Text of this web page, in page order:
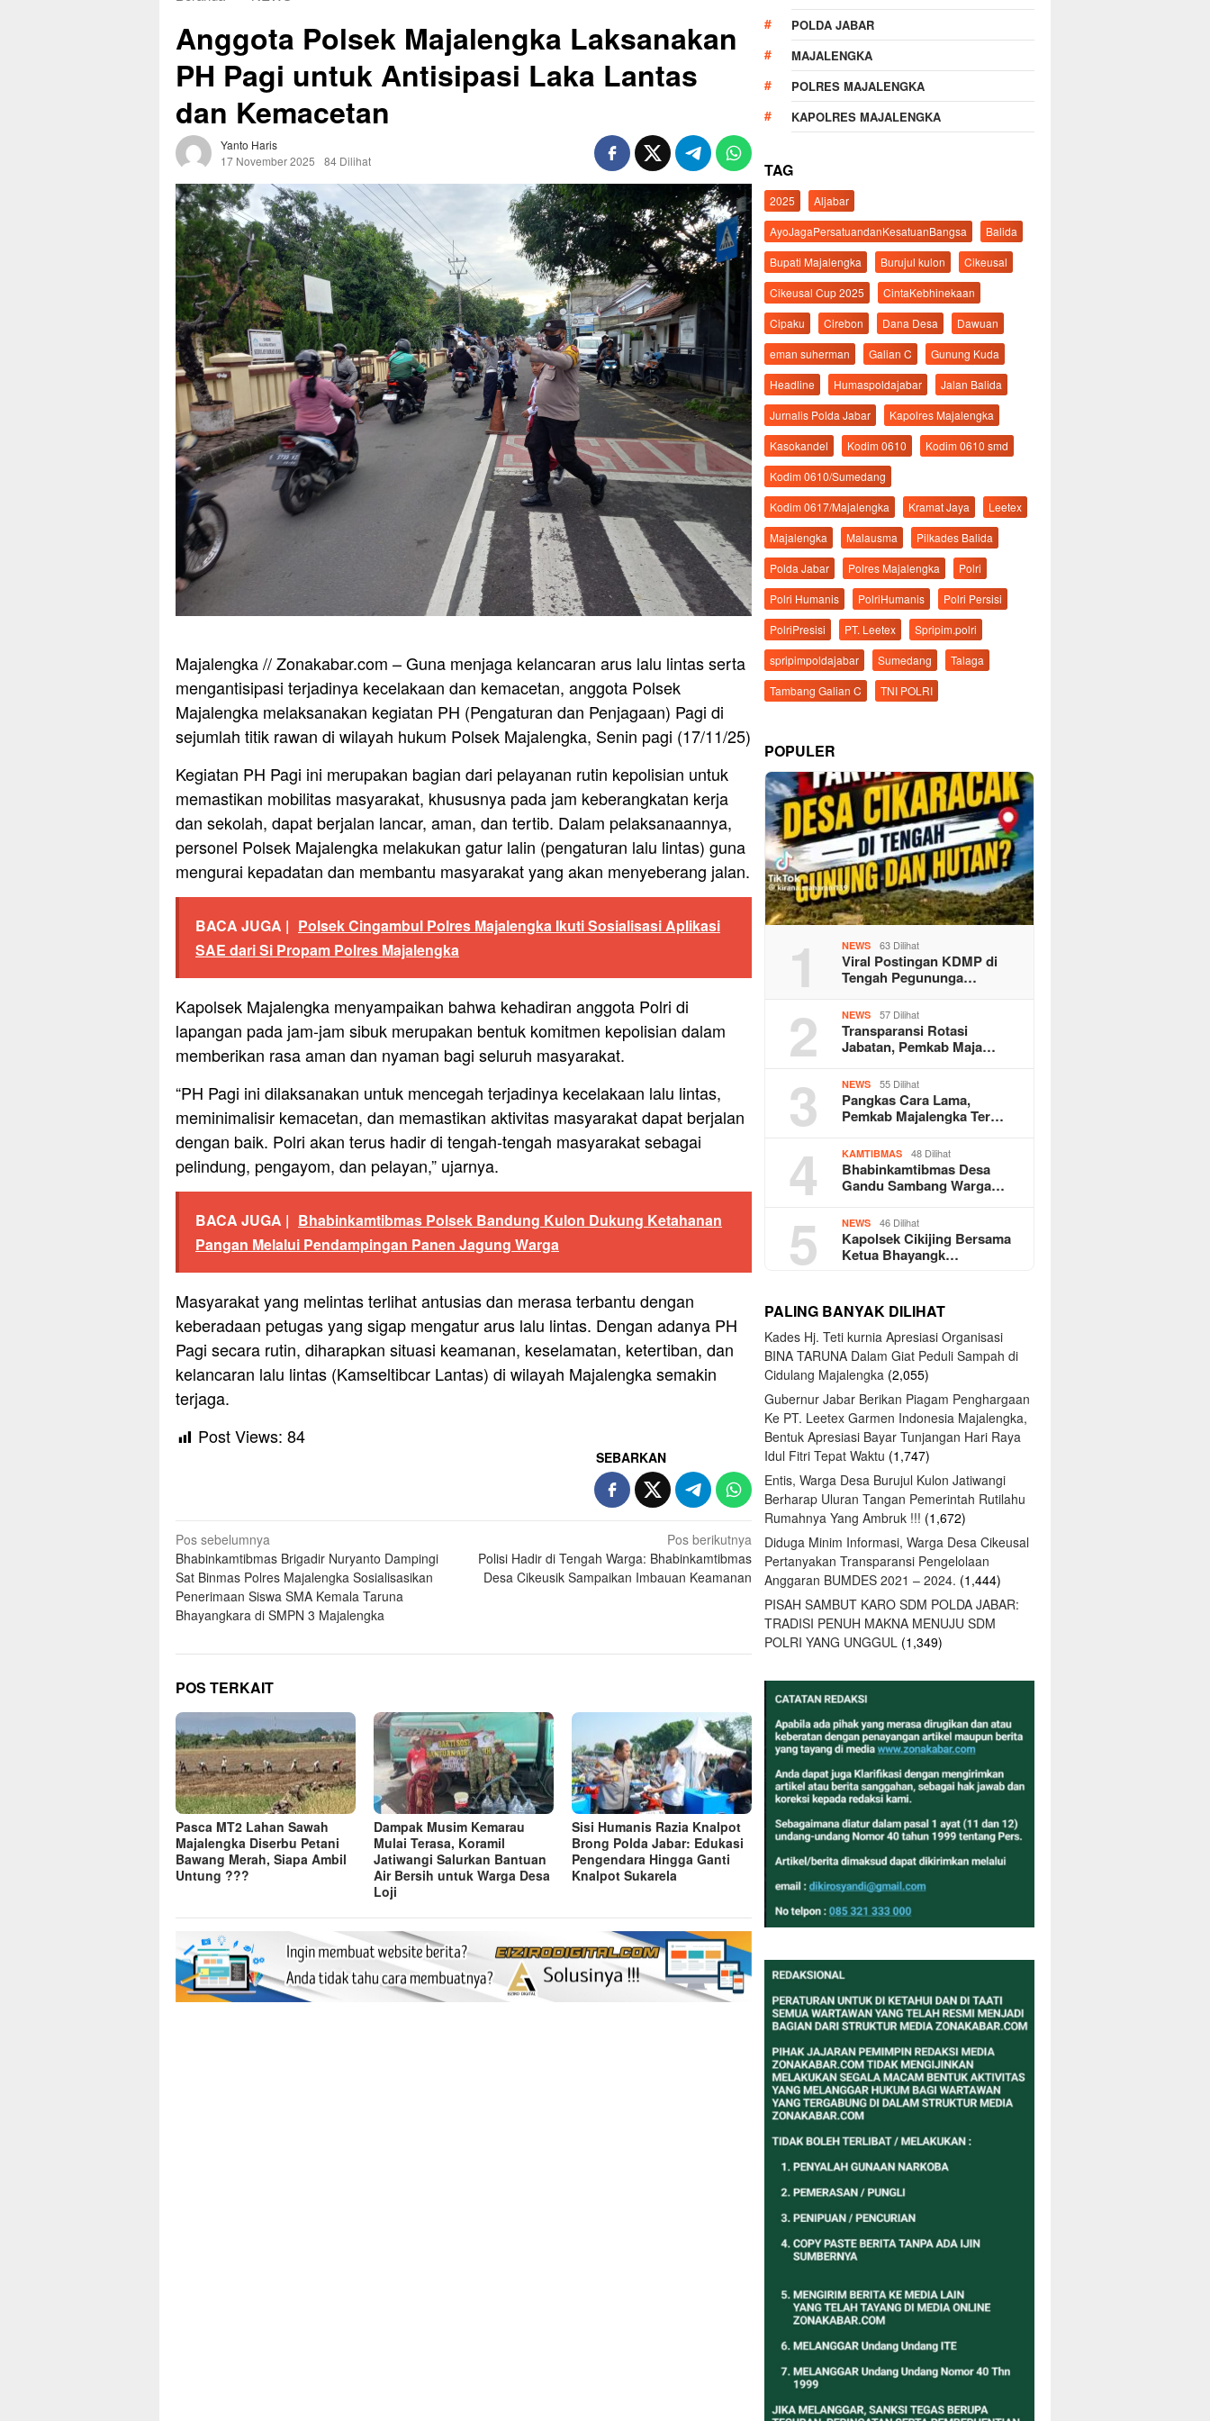
Anggota Polsek Majalengka Laksanakan
PH Pagi untuk Antisipasi Laka Lantas
dan Kemacetan
Yanto Haris
17 November 2025
84 Dilihat
Majalengka // Zonakabar.com – Guna menjaga kelancaran arus lalu lintas serta
mengantisipasi terjadinya kecelakaan dan kemacetan, anggota Polsek
Majalengka melaksanakan kegiatan PH (Pengaturan dan Penjagaan) Pagi di
sejumlah titik rawan di wilayah hukum Polsek Majalengka, Senin pagi (17/11/25)
Kegiatan PH Pagi ini merupakan bagian dari pelayanan rutin kepolisian untuk
memastikan mobilitas masyarakat, khususnya pada jam keberangkatan kerja
dan sekolah, dapat berjalan lancar, aman, dan tertib. Dalam pelaksanaannya,
personel Polsek Majalengka melakukan gatur lalin (pengaturan lalu lintas) guna
mengurai kepadatan dan membantu masyarakat yang akan menyeberang jalan.
BACA JUGA | Polsek Cingambul Polres Majalengka Ikuti Sosialisasi Aplikasi
SAE dari Si Propam Polres Majalengka
Kapolsek Majalengka menyampaikan bahwa kehadiran anggota Polri di
lapangan pada jam-jam sibuk merupakan bentuk komitmen kepolisian dalam
memberikan rasa aman dan nyaman bagi seluruh masyarakat.
“PH Pagi ini dilaksanakan untuk mencegah terjadinya kecelakaan lalu lintas,
meminimalisir kemacetan, dan memastikan aktivitas masyarakat dapat berjalan
dengan baik. Polri akan terus hadir di tengah-tengah masyarakat sebagai
pelindung, pengayom, dan pelayan,” ujarnya.
BACA JUGA | Bhabinkamtibmas Polsek Bandung Kulon Dukung Ketahanan
Pangan Melalui Pendampingan Panen Jagung Warga
Masyarakat yang melintas terlihat antusias dan merasa terbantu dengan
keberadaan petugas yang sigap mengatur arus lalu lintas. Dengan adanya PH
Pagi secara rutin, diharapkan situasi keamanan, keselamatan, ketertiban, dan
kelancaran lalu lintas (Kamseltibcar Lantas) di wilayah Majalengka semakin
terjaga.
Post Views: 84
SEBARKAN
Navigasi
pos
Pos sebelumnya
Bhabinkamtibmas Brigadir Nuryanto Dampingi
Sat Binmas Polres Majalengka Sosialisasikan
Penerimaan Siswa SMA Kemala Taruna
Bhayangkara di SMPN 3 Majalengka
Pos berikutnya
Polisi Hadir di Tengah Warga: Bhabinkamtibmas
Desa Cikeusik Sampaikan Imbauan Keamanan
POS TERKAIT
Pasca MT2 Lahan Sawah
Majalengka Diserbu Petani
Bawang Merah, Siapa Ambil
Untung ???
Dampak Musim Kemarau
Mulai Terasa, Koramil
Jatiwangi Salurkan Bantuan
Air Bersih untuk Warga Desa
Loji
Sisi Humanis Razia Knalpot
Brong Polda Jabar: Edukasi
Pengendara Hingga Ganti
Knalpot Sukarela
POLDA JABAR
MAJALENGKA
POLRES MAJALENGKA
KAPOLRES MAJALENGKA
TAG
2025
Aljabar
AyoJagaPersatuandanKesatuanBangsa
Balida
Bupati Majalengka
Burujul kulon
Cikeusal
Cikeusal Cup 2025
CintaKebhinekaan
Cipaku
Cirebon Dana Desa
Dawuan
eman suherman
Galian C
Gunung Kuda
Headline
Humaspoldajabar
Jalan Balida
Jurnalis Polda Jabar
Kapolres Majalengka
Kasokandel
Kodim 0610
Kodim 0610 smd
Kodim 0610/Sumedang
Kodim 0617/Majalengka
Kramat Jaya
Leetex
Majalengka
Malausma
Pilkades Balida
Polda Jabar
Polres Majalengka
Polri
Polri Humanis
PolriHumanis
Polri Persisi
PolriPresisi
PT. Leetex
Spripim.polri
spripimpoldajabar
Sumedang
Talaga
Tambang Galian C
TNI POLRI
POPULER
1 NEWS 63 Dilihat
Viral Postingan KDMP di
Tengah Pegununga…
2 NEWS 57 Dilihat
Transparansi Rotasi
Jabatan, Pemkab Maja…
3 NEWS 55 Dilihat
Pangkas Cara Lama,
Pemkab Majalengka Ter…
4 KAMTIBMAS 48 Dilihat
Bhabinkamtibmas Desa
Gandu Sambang Warga…
5 NEWS 46 Dilihat
Kapolsek Cikijing Bersama
Ketua Bhayangk…
PALING BANYAK DILIHAT
Kades Hj. Teti kurnia Apresiasi Organisasi
BINA TARUNA Dalam Giat Peduli Sampah di
Cidulang Majalengka (2,055)
Gubernur Jabar Berikan Piagam Penghargaan
Ke PT. Leetex Garmen Indonesia Majalengka,
Bentuk Apresiasi Bayar Tunjangan Hari Raya
Idul Fitri Tepat Waktu (1,747)
Entis, Warga Desa Burujul Kulon Jatiwangi
Berharap Uluran Tangan Pemerintah Rutilahu
Rumahnya Yang Ambruk !!! (1,672)
Diduga Minim Informasi, Warga Desa Cikeusal
Pertanyakan Transparansi Pengelolaan
Anggaran BUMDES 2021 – 2024. (1,444)
PISAH SAMBUT KARO SDM POLDA JABAR:
TRADISI PENUH MAKNA MENUJU SDM
POLRI YANG UNGGUL (1,349)